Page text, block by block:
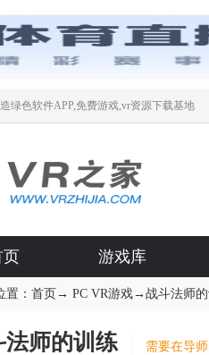
绿色软件APP,免费游戏,vr资源下载基地
页 游戏库
置： 首页 → PC VR游戏→ 战斗法师
法师的训练 需要在导